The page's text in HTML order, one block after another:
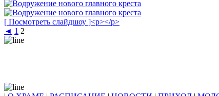
[ Посмотреть слайдшоу ]<p></p>
◄ 1 2